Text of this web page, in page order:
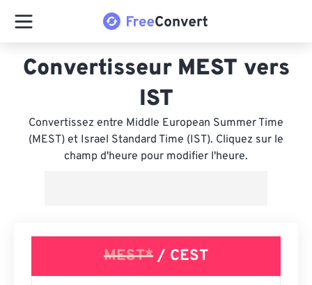
Convertisseur MEST vers
IST
Convertissez entre Middle European Summer Time
(MEST) et Israel Standard Time (IST). Cliquez sur le
champ d'heure pour modifier l'heure.
MEST* / CEST